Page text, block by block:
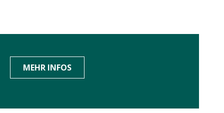
MEHR INFOS